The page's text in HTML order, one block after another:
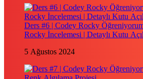
Ders #6 | Codey Rocky
Rocky İncelemesi | Detaylı Kutu
5 Ağustos 2024